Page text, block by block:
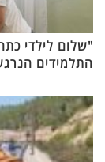
"שלום לילדי
התלמידים